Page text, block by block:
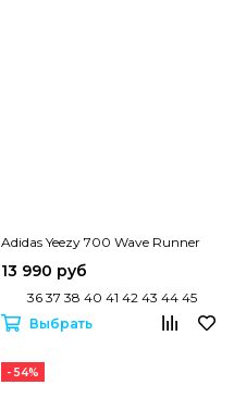
Adidas Yeezy 700 Wave Runner
13 990 руб
36 37 38 40 41 42 43 44 45
Выбрать
- 54%